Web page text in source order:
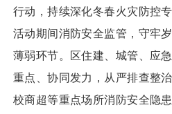
行动，持续深化冬春火灾防控
活动期间消防安全监管，守牢
薄弱环节。区住建、城管、应
重点、协同发力，从严排查整
校商超等重点场所消防安全隐